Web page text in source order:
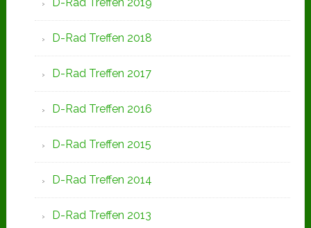
D-Rad Treffen 2018
D-Rad Treffen 2017
D-Rad Treffen 2016
D-Rad Treffen 2015
D-Rad Treffen 2014
D-Rad Treffen 2013